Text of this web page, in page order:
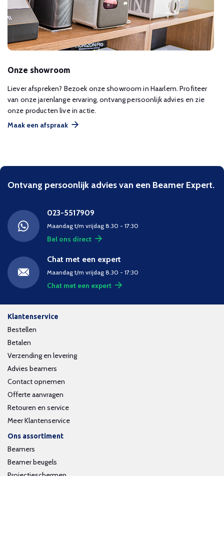
Onze showroom
Liever afspreken? Bezoek onze showroom in Haarlem. Profiteer
van onze jarenlange ervaring, ontvang persoonlijk advies en zie
onze producten live in actie.
Maak een afspraak
Ontvang persoonlijk advies van een Beamer Expert.
023-5517909
Maandag t/m vrijdag 8.30 - 17:30
Bel ons direct
Chat met een expert
Maandag t/m vrijdag 8.30 - 17:30
Chat met een expert
Klantenservice
Bestellen
Betalen
Verzending en levering
Advies beamers
Contact opnemen
Offerte aanvragen
Retouren en service
Meer Klantenservice
Ons assortiment
Beamers
Beamer beugels
Projectieschermen